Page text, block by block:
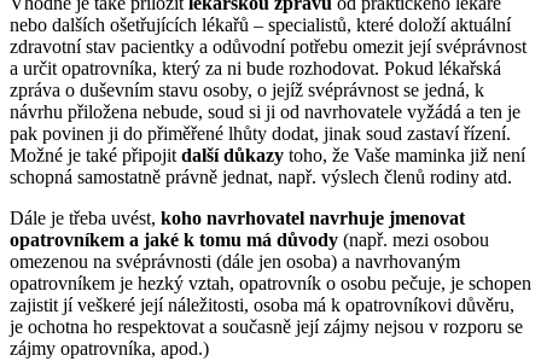
nebo dalších ošetřujících lékařů – specialistů, které doloží aktuální
zdravotní stav pacientky a odůvodní potřebu omezit její svéprávnost
a určit opatrovníka, který za ni bude rozhodovat. Pokud lékařská
zpráva o duševním stavu osoby, o jejíž svéprávnost se jedná, k
návrhu přiložena nebude, soud si ji od navrhovatele vyžádá a ten je
pak povinen ji do přiměřené lhůty dodat, jinak soud zastaví řízení.
Možné je také připojit další důkazy toho, že Vaše maminka již není
schopná samostatně právně jednat, např. výslech členů rodiny atd.
Dále je třeba uvést, koho navrhovatel navrhuje jmenovat
opatrovníkem a jaké k tomu má důvody (např. mezi osobou
omezenou na svéprávnosti (dále jen osoba) a navrhovaným
opatrovníkem je hezký vztah, opatrovník o osobu pečuje, je schopen
zajistit jí veškeré její náležitosti, osoba má k opatrovníkovi důvěru,
je ochotna ho respektovat a současně její zájmy nejsou v rozporu se
zájmy opatrovníka, apod.)